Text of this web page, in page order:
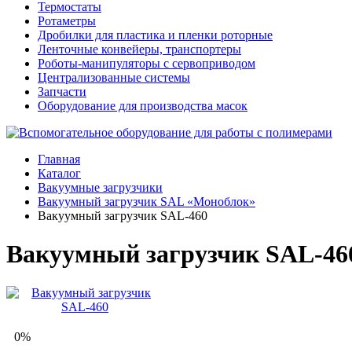
Термостаты
Ротаметры
Дробилки для пластика и пленки роторные
Ленточные конвейеры, транспортеры
Роботы-манипуляторы с сервоприводом
Централизованные системы
Запчасти
Оборудование для производства масок
Главная
Каталог
Вакуумные загрузчики
Вакуумный загрузчик SAL «Моноблок»
Вакуумный загрузчик SAL-460
Вакуумный загрузчик SAL-
0%